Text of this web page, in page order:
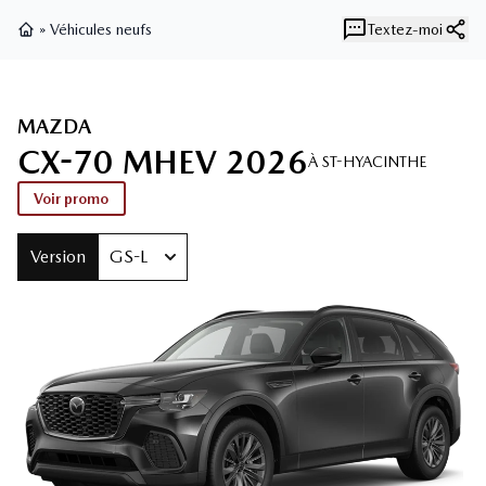
» Véhicules neufs Textez-moi
MAZDA
CX-70 MHEV 2026À ST-HYACINTHE
Voir promo
Version GS-L